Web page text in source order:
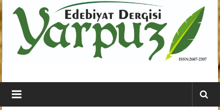
İçeriğe
geç
YARPUZ
Edebiyat